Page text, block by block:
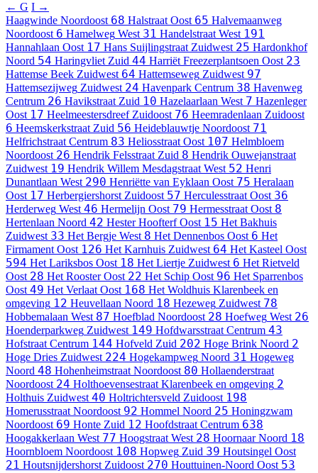
← G I →
Haagwinde Noordoost 68 Halstraat Oost 65 Halvemaanweg
Noordoost 6 Hamelweg West 31 Handelstraat West 191
Hannahlaan Oost 17 Hans Suijlingstraat Zuidwest 25 Hardonkhof
Noord 54 Haringvliet Zuid 44 Harriët Freezerplantsoen Oost 23
Hattemse Beek Zuidwest 64 Hattemseweg Zuidwest 97
Hattemsezijweg Zuidwest 24 Havenpark Centrum 38 Havenweg
Centrum 26 Havikstraat Zuid 10 Hazelaarlaan West 7 Hazenleger
Oost 17 Heelmeestersdreef Zuidoost 76 Heemradenlaan Zuidoost
6 Heemskerkstraat Zuid 56 Heideblauwtje Noordoost 71
Helfrichstraat Centrum 83 Heliosstraat Oost 107 Helmbloem
Noordoost 26 Hendrik Felsstraat Zuid 8 Hendrik Ouwejanstraat
Zuidwest 19 Hendrik Willem Mesdagstraat West 52 Henri
Dunantlaan West 290 Henriëtte van Eyklaan Oost 75 Heralaan
Oost 17 Herbergiershorst Zuidoost 57 Herculesstraat Oost 36
Herderweg West 46 Hermelijn Oost 79 Hermesstraat Oost 8
Hertenlaan Noord 42 Hester Hoofterf Oost 15 Het Bakhuis
Zuidwest 33 Het Bergje West 8 Het Dennenbos Oost 6 Het
Firmament Oost 126 Het Karnhuis Zuidwest 64 Het Kasteel Oost
594 Het Lariksbos Oost 18 Het Liertje Zuidwest 6 Het Rietveld
Oost 28 Het Rooster Oost 22 Het Schip Oost 96 Het Sparrenbos
Oost 49 Het Verlaat Oost 168 Het Woldhuis Klarenbeek en
omgeving 12 Heuvellaan Noord 18 Hezeweg Zuidwest 78
Hobbemalaan West 87 Hoefblad Noordoost 28 Hoefweg West 26
Hoenderparkweg Zuidwest 149 Hofdwarsstraat Centrum 43
Hofstraat Centrum 144 Hofveld Zuid 202 Hoge Brink Noord 2
Hoge Dries Zuidwest 224 Hogekampweg Noord 31 Hogeweg
Noord 48 Hohenheimstraat Noordoost 80 Hollaenderstraat
Noordoost 24 Holthoevensestraat Klarenbeek en omgeving 2
Holthuis Zuidwest 40 Holtrichtersveld Zuidoost 198
Homerusstraat Noordoost 92 Hommel Noord 25 Honingzwam
Noordoost 69 Honte Zuid 12 Hoofdstraat Centrum 638
Hoogakkerlaan West 77 Hoogstraat West 28 Hoornaar Noord 18
Hoornbloem Noordoost 108 Hopweg Zuid 39 Houtsingel Oost
21 Houtsnijdershorst Zuidoost 270 Houttuinen-Noord Oost 53